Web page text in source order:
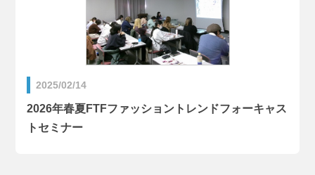
2025/02/14
2026年春夏FTFファッショントレンドフォーキャス
トセミナー